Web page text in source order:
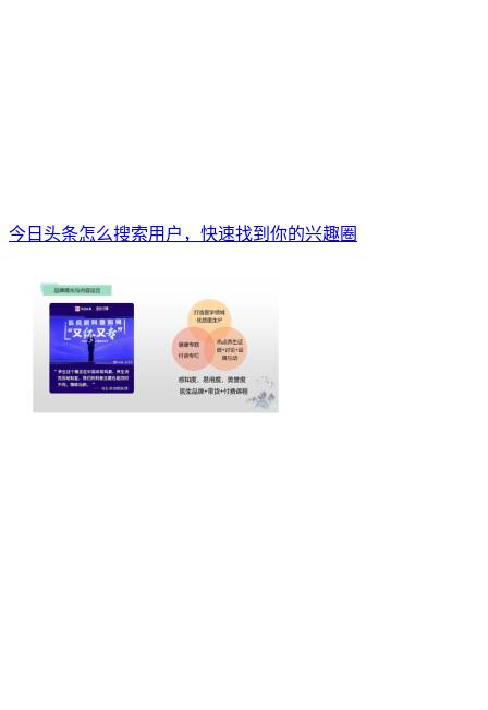
今日头条怎么搜索用户，快速找到你的兴趣圈